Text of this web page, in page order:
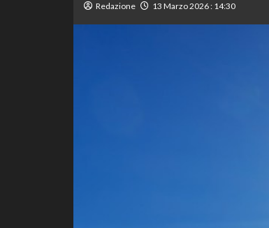
Redazione 13 Marzo 2026 : 14:30